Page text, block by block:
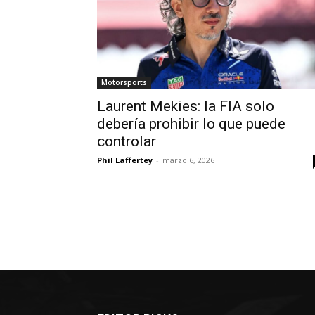
Motorsports
Laurent Mekies: la FIA solo
debería prohibir lo que puede
controlar
Phil Laffertey - marzo 6, 2026